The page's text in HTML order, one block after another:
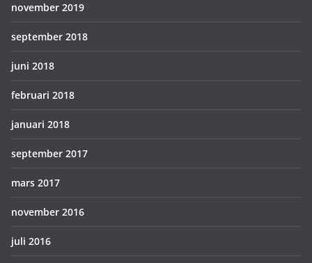
november 2019
september 2018
juni 2018
februari 2018
januari 2018
september 2017
mars 2017
november 2016
juli 2016